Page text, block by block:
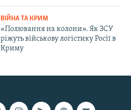
ВІЙНА ТА КРИМ
«Полювання на колони». Як ЗСУ
ріжуть військову логістику Росії в
Криму